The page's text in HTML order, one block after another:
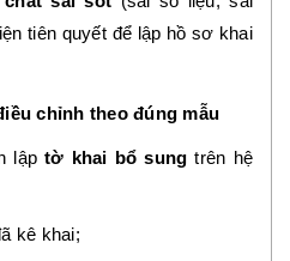
tiên quyết để lập hồ sơ khai
chỉnh theo đúng mẫu
lậptờ khai bổ sung trên hệ
kê khai;